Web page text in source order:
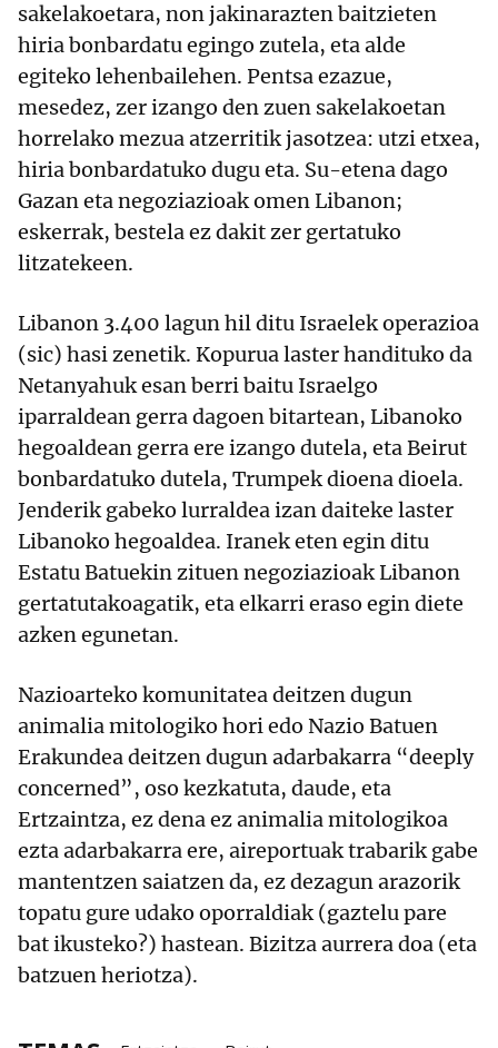
sakelakoetara, non jakinarazten baitzieten
hiria bonbardatu egingo zutela, eta alde
egiteko lehenbailehen. Pentsa ezazue,
mesedez, zer izango den zuen sakelakoetan
horrelako mezua atzerritik jasotzea: utzi etxea,
hiria bonbardatuko dugu eta. Su-etena dago
Gazan eta negoziazioak omen Libanon;
eskerrak, bestela ez dakit zer gertatuko
litzatekeen.
Libanon 3.400 lagun hil ditu Israelek operazioa
(sic) hasi zenetik. Kopurua laster handituko da
Netanyahuk esan berri baitu Israelgo
iparraldean gerra dagoen bitartean, Libanoko
hegoaldean gerra ere izango dutela, eta Beirut
bonbardatuko dutela, Trumpek dioena dioela.
Jenderik gabeko lurraldea izan daiteke laster
Libanoko hegoaldea. Iranek eten egin ditu
Estatu Batuekin zituen negoziazioak Libanon
gertatutakoagatik, eta elkarri eraso egin diete
azken egunetan.
Nazioarteko komunitatea deitzen dugun
animalia mitologiko hori edo Nazio Batuen
Erakundea deitzen dugun adarbakarra “deeply
concerned”, oso kezkatuta, daude, eta
Ertzaintza, ez dena ez animalia mitologikoa
ezta adarbakarra ere, aireportuak trabarik gabe
mantentzen saiatzen da, ez dezagun arazorik
topatu gure udako oporraldiak (gaztelu pare
bat ikusteko?) hastean. Bizitza aurrera doa (eta
batzuen heriotza).